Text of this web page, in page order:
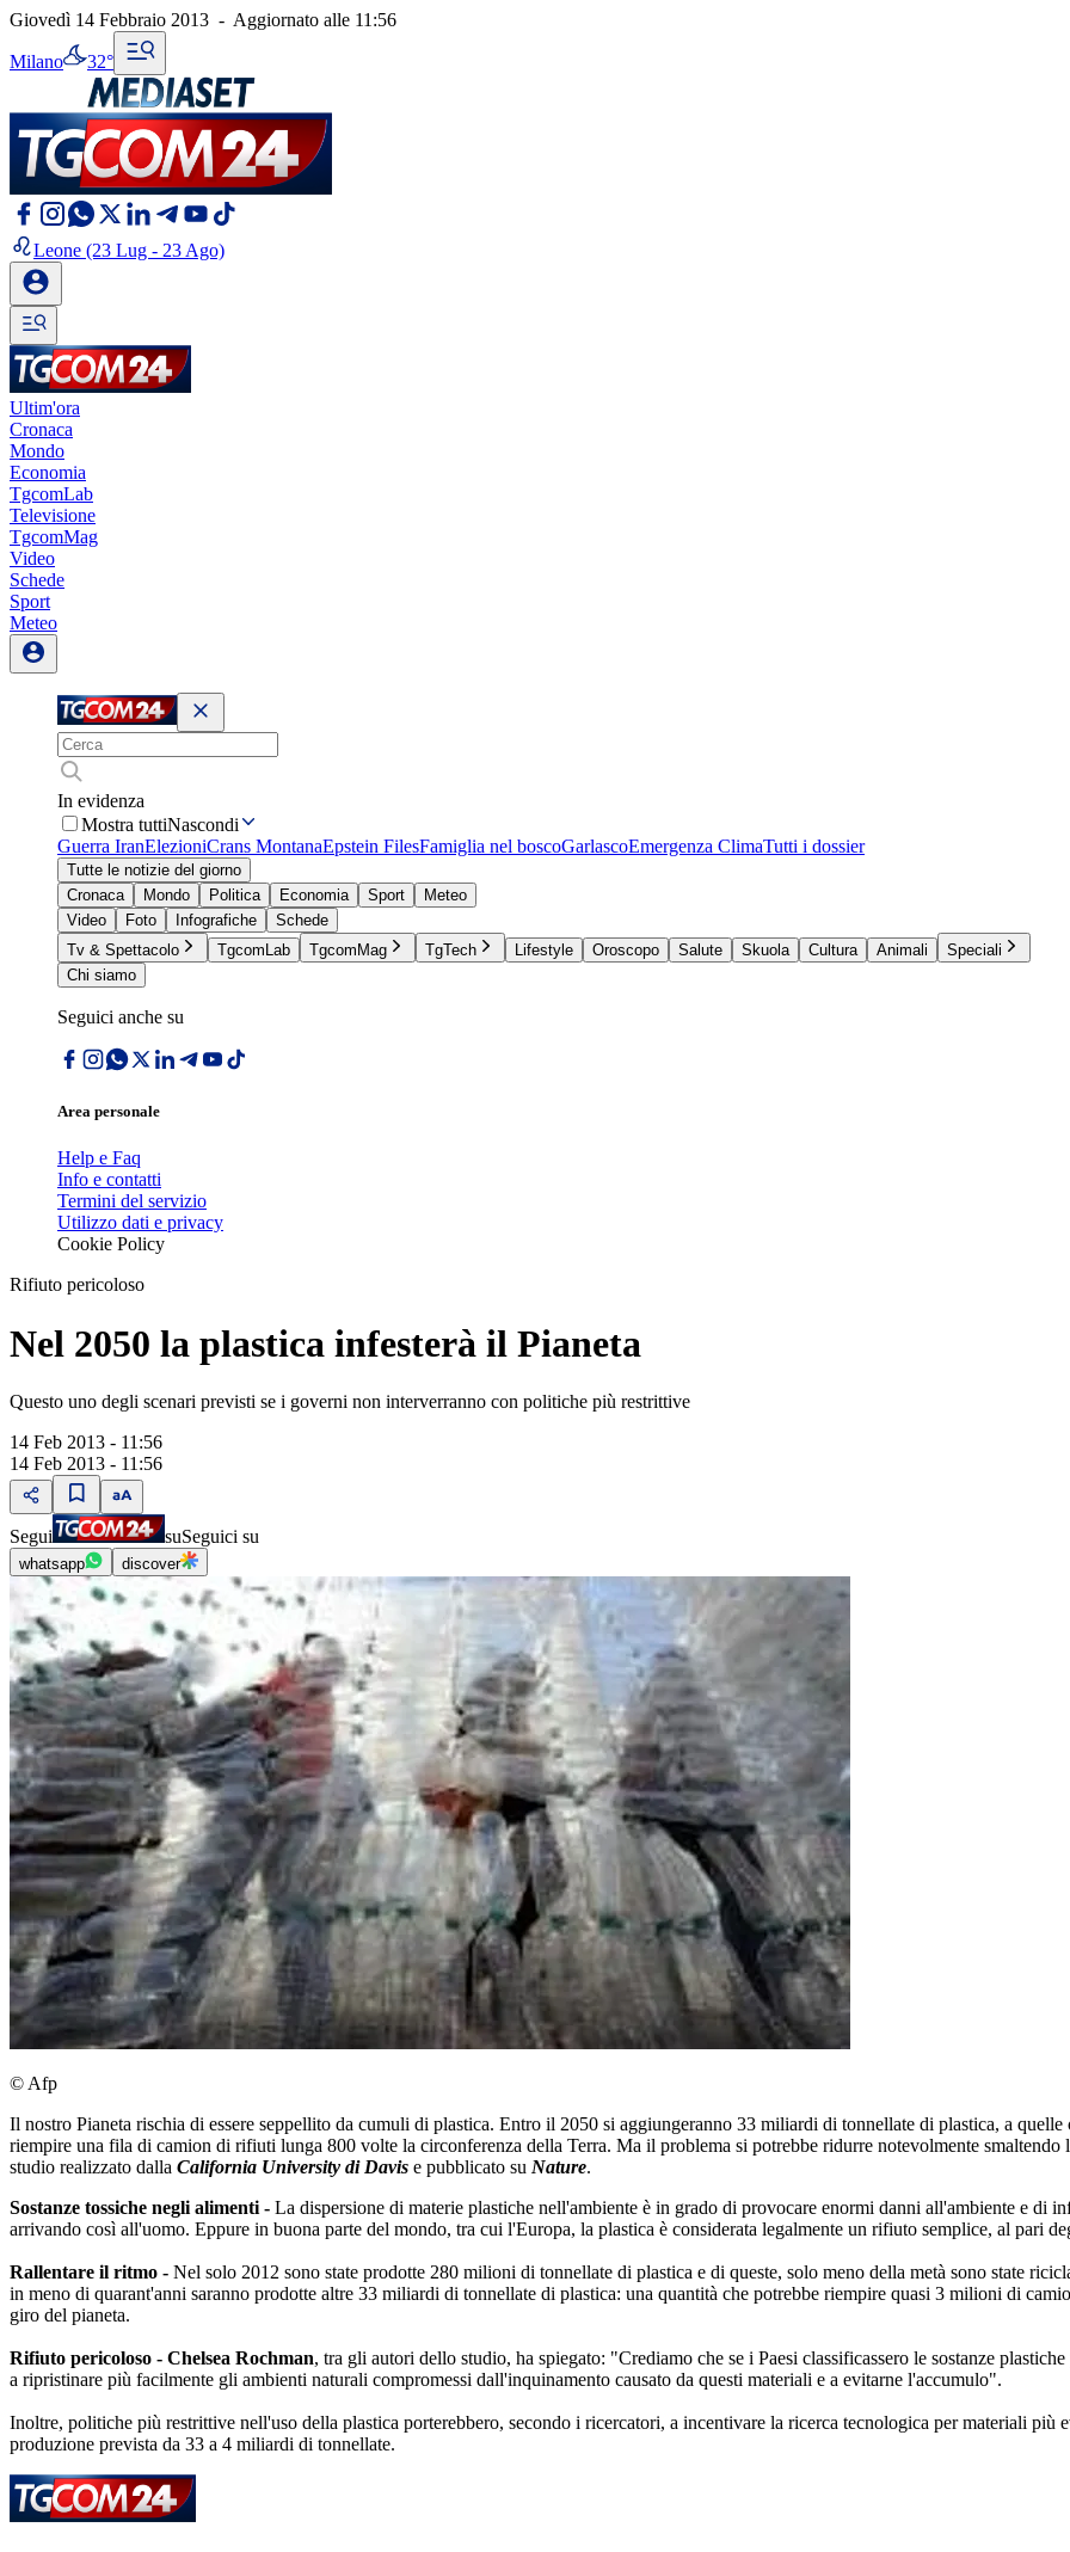
Giovedì 14 Febbraio 2013 - Aggiornato alle 11:56
Milano 32°
Leone (23 Lug - 23 Ago)
Ultim'ora
Cronaca
Mondo
Economia
TgcomLab
Televisione
TgcomMag
Video
Schede
Sport
Meteo
In evidenza
Mostra tuttiNascondi
Guerra IranElezioniCrans MontanaEpstein FilesFamiglia nel boscoGarlascoEmergenza ClimaTutti i dossier
Tutte le notizie del giorno
Cronaca
Mondo Politica Economia Sport
Meteo
Video
Foto Infografiche
Schede
Tv & Spettacolo
TgcomLab TgcomMag TgTech Lifestyle Oroscopo Salute Skuola Cultura Animali
Speciali
Chi siamo
Seguici anche su
Area personale
Help e Faq
Info e contatti
Termini del servizio
Utilizzo dati e privacy
Cookie Policy
Rifiuto pericoloso
Nel 2050 la plastica infesterà il Pianeta
Questo uno degli scenari previsti se i governi non interverranno con politiche più restrittive
14 Feb 2013 - 11:56
14 Feb 2013 - 11:56
Segui suSeguici su
whatsapp discover
© Afp
Il nostro Pianeta rischia di essere seppellito da cumuli di plastica. Entro il 2050 si aggiungeranno 33 miliardi di tonnellate di plastica, a
riempire una fila di camion di rifiuti lunga 800 volte la circonferenza della Terra. Ma il problema si potrebbe ridurre notevolmente
studio realizzato dalla California University di Davis e pubblicato su Nature.
Sostanze tossiche negli alimenti - La dispersione di materie plastiche nell'ambiente è in grado di provocare enormi danni all'ambiente e di
arrivando così all'uomo. Eppure in buona parte del mondo, tra cui l'Europa, la plastica è considerata legalmente un rifiuto semplice, al pari
Rallentare il ritmo - Nel solo 2012 sono state prodotte 280 milioni di tonnellate di plastica e di queste, solo meno della metà sono state
in meno di quarant'anni saranno prodotte altre 33 miliardi di tonnellate di plastica: una quantità che potrebbe riempire quasi 3 milioni di
giro del pianeta.
Rifiuto pericoloso - Chelsea Rochman, tra gli autori dello studio, ha spiegato: "Crediamo che se i Paesi classificassero le sostanze
a ripristinare più facilmente gli ambienti naturali compromessi dall'inquinamento causato da questi materiali e a evitarne l'accumulo".
Inoltre, politiche più restrittive nell'uso della plastica porterebbero, secondo i ricercatori, a incentivare la ricerca tecnologica per materiali
produzione prevista da 33 a 4 miliardi di tonnellate.